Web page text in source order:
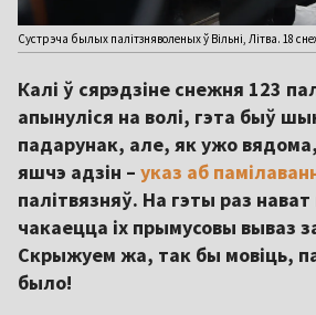
Сустрэча былых палітзняволеных ў Вільні, Літва. 18
Калі ў сярэдзіне снежня 123
апынуліся на волі, гэта быў
падарунак, але, як ужо вядома,
яшчэ адзін – указ аб
палітвязняў. На гэты раз
чакаецца іх прымусовы вываз
Скрыжуем жа, так бы мовіць,
было!